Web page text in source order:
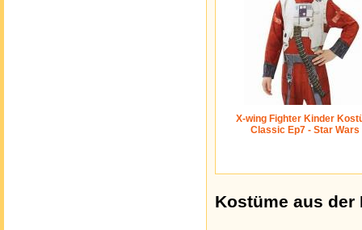
X-wing Fighter Kinder
Classic Ep7 - Star Wars
Kostüme aus der